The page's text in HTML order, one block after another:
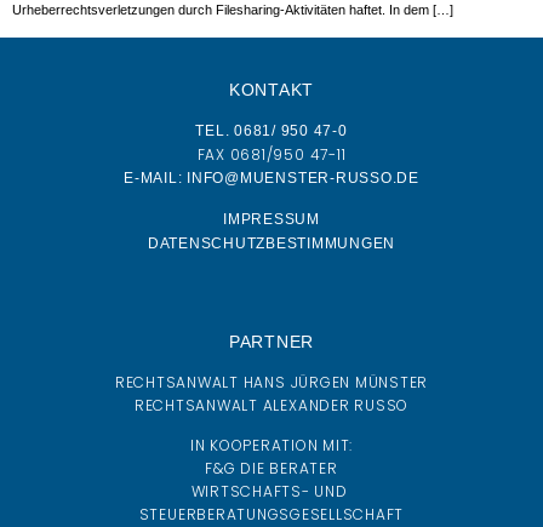
Urheberrechtsverletzungen durch Filesharing-Aktivitäten haftet. In dem […]
KONTAKT
TEL. 0681/ 950 47-0
FAX 0681/950 47-11
E-MAIL: INFO@MUENSTER-RUSSO.DE
IMPRESSUM
DATENSCHUTZBESTIMMUNGEN
PARTNER
RECHTSANWALT HANS JÜRGEN MÜNSTER
RECHTSANWALT ALEXANDER RUSSO
IN KOOPERATION MIT:
F&G DIE BERATER
WIRTSCHAFTS- UND
STEUERBERATUNGSGESELLSCHAFT